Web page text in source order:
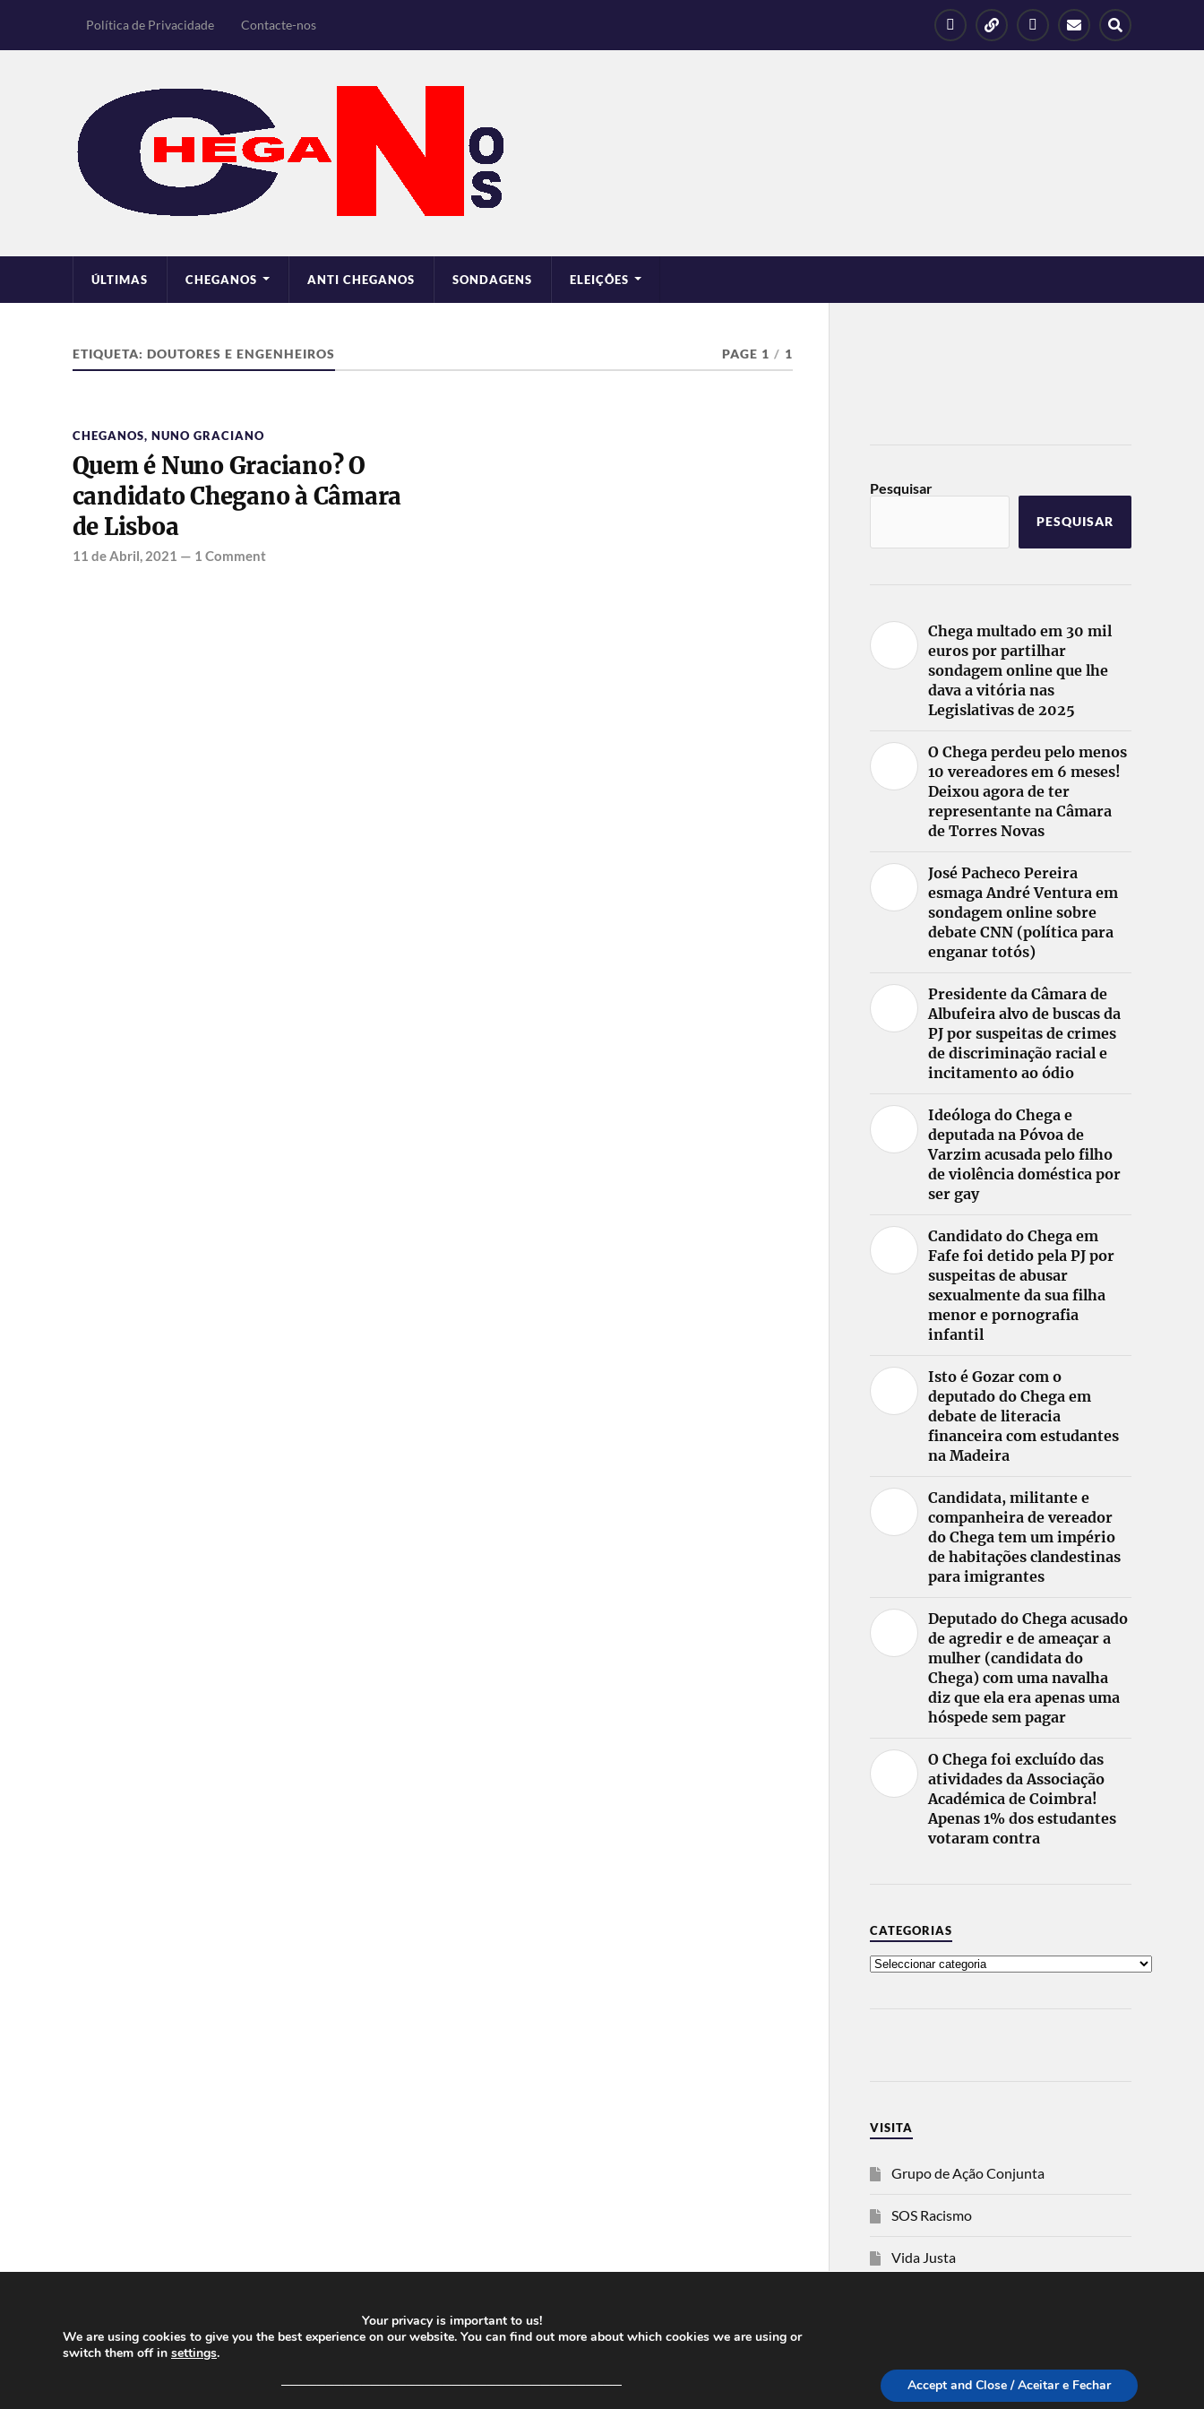
Política de Privacidade Contacte-nos
ÚLTIMAS CHEGANOS ANTI CHEGANOS SONDAGENS ELEIÇÕES
ETIQUETA: DOUTORES E ENGENHEIROS PAGE 1 / 1
CHEGANOS, NUNO GRACIANO
Quem é Nuno Graciano? O
candidato Chegano à Câmara
de Lisboa
11 de Abril, 2021 — 1 Comment
Pesquisar
PESQUISAR
Chega multado em 30 mil
euros por partilhar
sondagem online que lhe
dava a vitória nas
Legislativas de 2025
O Chega perdeu pelo menos
10 vereadores em 6 meses!
Deixou agora de ter
representante na Câmara
de Torres Novas
José Pacheco Pereira
esmaga André Ventura em
sondagem online sobre
debate CNN (política para
enganar totós)
Presidente da Câmara de
Albufeira alvo de buscas da
PJ por suspeitas de crimes
de discriminação racial e
incitamento ao ódio
Ideóloga do Chega e
deputada na Póvoa de
Varzim acusada pelo filho
de violência doméstica por
ser gay
Candidato do Chega em
Fafe foi detido pela PJ por
suspeitas de abusar
sexualmente da sua filha
menor e pornografia
infantil
Isto é Gozar com o
deputado do Chega em
debate de literacia
financeira com estudantes
na Madeira
Candidata, militante e
companheira de vereador
do Chega tem um império
de habitações clandestinas
para imigrantes
Deputado do Chega acusado
de agredir e de ameaçar a
mulher (candidata do
Chega) com uma navalha
diz que ela era apenas uma
hóspede sem pagar
O Chega foi excluído das
atividades da Associação
Académica de Coimbra!
Apenas 1% dos estudantes
votaram contra
CATEGORIAS
VISITA
Grupo de Ação Conjunta
SOS Racismo
Vida Justa
Your privacy is important to us!
We are using cookies to give you the best experience on our website. You can find out more about which cookies we are using or
switch them off in settings.
──────────────────────────────────────
Accept and Close / Aceitar e Fechar